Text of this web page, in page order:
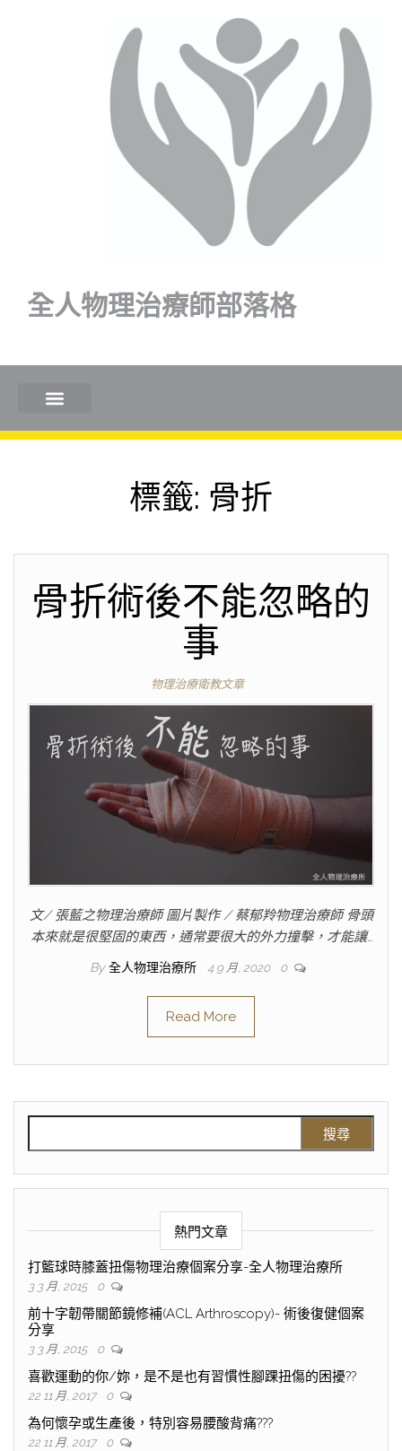
全人物理治療師部落格
標籤: 骨折
骨折術後不能忽略的
事
物理治療衛教文章
文/ 張藍之物理治療師 圖片製作 / 蔡郁羚物理治療師 骨頭
本來就是很堅固的東西，通常要很大的外力撞擊，才能讓…
By 全人物理治療所 4 9 月, 2020 0
Read More
熱門文章
打籃球時膝蓋扭傷物理治療個案分享-全人物理治療所
3 3 月, 2015 0
前十字韌帶關節鏡修補(ACL Arthroscopy)- 術後復健個案
分享
3 3 月, 2015 0
喜歡運動的你/妳，是不是也有習慣性腳踝扭傷的困擾??
22 11 月, 2017 0
為何懷孕或生產後，特別容易腰酸背痛???
22 11 月, 2017 0